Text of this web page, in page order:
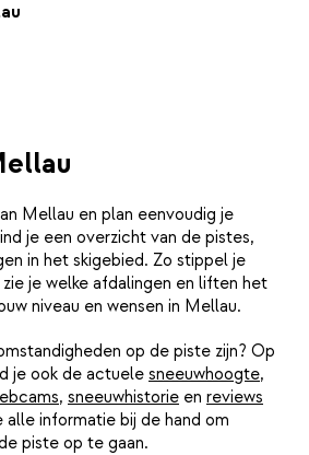
Mellau en plan eenvoudig je
je een overzicht van de pistes,
in het skigebied. Zo stippel je
je welke afdalingen en liften het
niveau en wensen in Mellau.
op de piste zijn? Op
je ook de actuele sneeuwhoogte,
, sneeuwhistorie en reviews
alle informatie bij de hand om
piste op te gaan.